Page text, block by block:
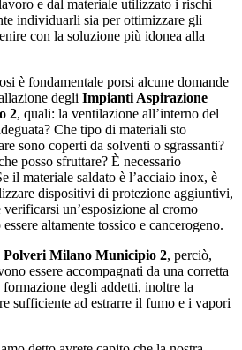
e dal materiale utilizzato i rischi
individuarli sia per ottimizzare gli
con la soluzione più idonea alla
è fondamentale porsi alcune domande
degli Impianti Aspirazione
2, quali: la ventilazione all’interno del
Che tipo di materiali sto
sono coperti da solventi o sgrassanti?
posso sfruttare? È necessario
il materiale saldato è l’acciaio inox, è
dispositivi di protezione aggiuntivi,
un’esposizione al cromo
altamente tossico e cancerogeno.
Milano Municipio 2, perciò,
essere accompagnati da una corretta
degli addetti, inoltre la
sufficiente ad estrarre il fumo e i vapori